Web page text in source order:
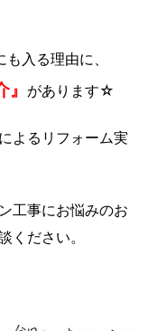
も入る理由に、
があります☆
よるリフォーム実
工事にお悩みのお
ください。